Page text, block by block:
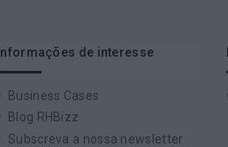
Informações de interesse
Business Cases
Blog RHBizz
Subscreva a nossa newsletter